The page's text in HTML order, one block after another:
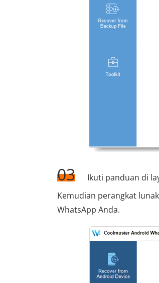
03
Ikuti panduan di
Kemudian perangkat
WhatsApp Anda.